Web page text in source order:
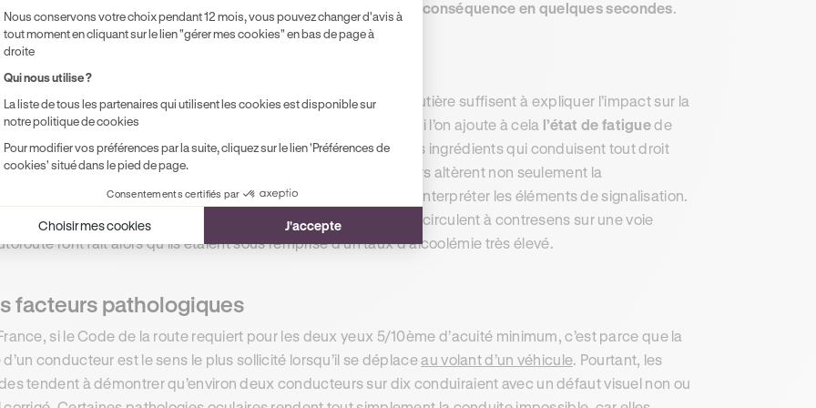
les autres usagers de percevoir ces signaux puis de
réagir en conséquence en quelques secondes.
facteurs secondaires
nombreuses campagnes menées en France par la Sécurité Routière suffisent à expliquer l’impact sur la
d’une consommation excessive d’alcool ou de drogue . Si l’on ajoute à cela l’état de fatiguede
conducteurs, on dispose d’une liste presque complète des ingrédients qui conduisent tout droit
accidents de la route. Même s’ils sont secondaires, ces facteurs altèrent non seulement la
du conducteur, mais également sa capacité à bien interpréter les éléments de signalisation.
par exemple, été démontré que la plupart des conducteurs qui circulent à contresens sur une voie
l’ont fait alors qu’ils étaient sous l’emprise d’un taux d’alcoolémie très élevé.
facteurs pathologiques
si le Code de la route requiert pour les deux yeux 5/10ème d’acuité minimum, c’est parce que la
d’un conducteur est le sens le plus sollicité lorsqu’il se déplaceau volant d’un véhicule. Pourtant, les
tendent à démontrer qu’environ deux conducteurs sur dix conduiraient avec un défaut visuel non ou
Nous conservons votre choix pendant 12 mois, vous pouvez changer d'avis à
tout moment en cliquant sur le lien "gérer mes cookies" en bas de page à
droite
Qui nous utilise ?
La liste de tous les partenaires qui utilisent les cookies est disponible sur
notre politique de cookies
Pour modifier vos préférences par la suite, cliquez sur le lien 'Préférences de
cookies' situé dans le pied de page.
Consentements certifiés par
Choisir mes cookies J'accepte